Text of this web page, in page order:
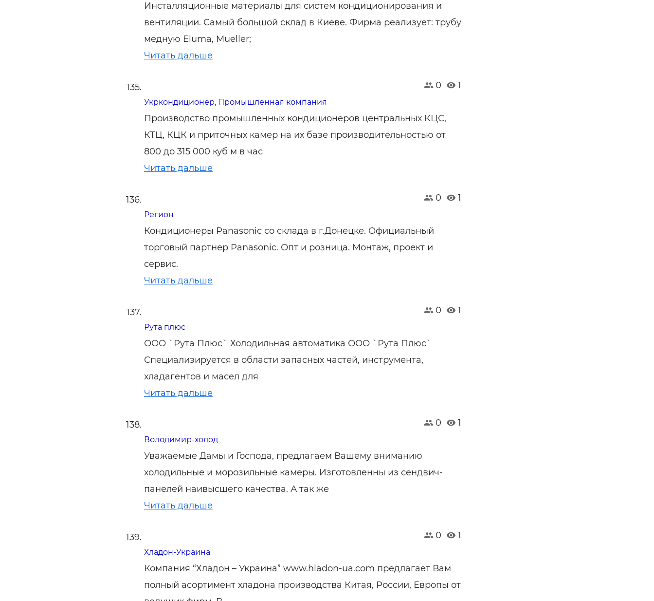
Инсталляционные материалы для систем кондиционирования и
вентиляции. Самый большой склад в Киеве. Фирма реализует: трубу
медную Eluma, Mueller;
Читать дальше
0 1
Укркондиционер, Промышленная компания
Производство промышленных кондиционеров центральных КЦС,
КТЦ, КЦК и приточных камер на их базе производительностью от
800 до 315 000 куб м в час
Читать дальше
0 1
Регион
Кондиционеры Panasonic со склада в г.Донецке. Официальный
торговый партнер Panasonic. Опт и розница. Монтаж, проект и
сервис.
Читать дальше
0 1
Рута плюс
ООО `Рута Плюс` Холодильная автоматика ООО `Рута Плюс`
Специализируется в области запасных частей, инструмента,
хладагентов и масел для
Читать дальше
0 1
Володимир-холод
Уважаемые Дамы и Господа, предлагаем Вашему вниманию
холодильные и морозильные камеры. Изготовленны из сендвич-
панелей наивысшего качества. А так же
Читать дальше
0 1
Хладон-Украина
Компания “Хладон – Украина” www.hladon-ua.com предлагает Вам
полный асортимент хладона производства Китая, России, Европы от